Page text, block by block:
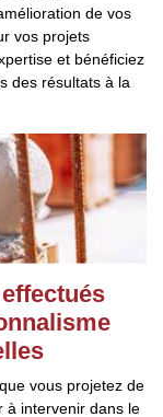
de vos
vos projets
et bénéficiez
des résultats à la
vous projetez de
à intervenir dans le